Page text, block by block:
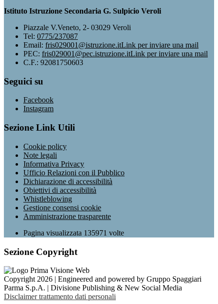
Istituto Istruzione Secondaria G. Sulpicio Veroli
Piazzale V.Veneto, 2- 03029 Veroli
Tel: 0775/237087
Email: fris029001@istruzione.itLink per inviare una mail
PEC: fris029001@pec.istruzione.itLink per inviare una mail
C.F.: 92081750603
Seguici su
Facebook
Instagram
Sezione Link Utili
Cookie policy
Note legali
Informativa Privacy
Ufficio Relazioni con il Pubblico
Dichiarazione di accessibilità
Obiettivi di accessibilità
Whistleblowing
Gestione consensi cookie
Amministrazione trasparente
Pagina visualizzata 135971 volte
Sezione Copyright
Copyright 2026 | Engineered and powered by Gruppo Spaggiari
Parma S.p.A. | Divisione Publishing & New Social Media
Disclaimer trattamento dati personali